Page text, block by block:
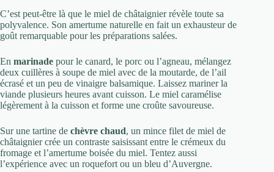
C’est peut-être là que le miel de châtaignier révèle toute sa
polyvalence. Son amertume naturelle en fait un exhausteur de
goût remarquable pour les préparations salées.
En marinade pour le canard, le porc ou l’agneau, mélangez
deux cuillères à soupe de miel avec de la moutarde, de l’ail
écrasé et un peu de vinaigre balsamique. Laissez mariner la
viande plusieurs heures avant cuisson. Le miel caramélise
légèrement à la cuisson et forme une croûte savoureuse.
Sur une tartine de chèvre chaud, un mince filet de miel de
châtaignier crée un contraste saisissant entre le crémeux du
fromage et l’amertume boisée du miel. Tentez aussi
l’expérience avec un roquefort ou un bleu d’Auvergne.